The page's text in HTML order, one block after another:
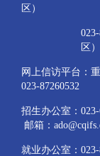
区）
区）
网上信访平台：
023-87260532
招生办公室：
邮箱：
就业办公室：